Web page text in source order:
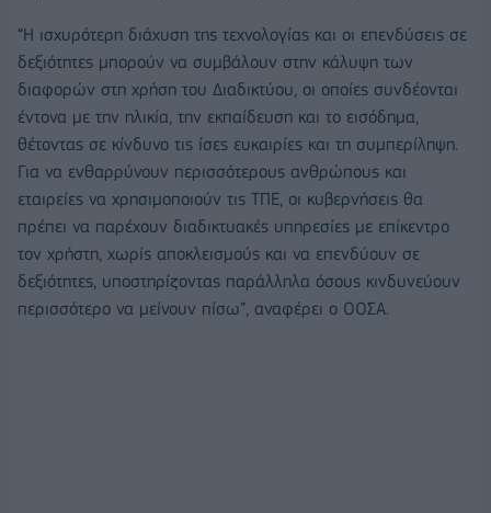
“Η ισχυρότερη διάχυση της τεχνολογίας και οι επενδύσεις σε
δεξιότητες μπορούν να συμβάλουν στην κάλυψη των
διαφορών στη χρήση του Διαδικτύου, οι οποίες συνδέονται
έντονα με την ηλικία, την εκπαίδευση και το εισόδημα,
θέτοντας σε κίνδυνο τις ίσες ευκαιρίες και τη συμπερίληψη.
Για να ενθαρρύνουν περισσότερους ανθρώπους και
εταιρείες να χρησιμοποιούν τις ΤΠΕ, οι κυβερνήσεις θα
πρέπει να παρέχουν διαδικτυακές υπηρεσίες με επίκεντρο
τον χρήστη, χωρίς αποκλεισμούς και να επενδύουν σε
δεξιότητες, υποστηρίζοντας παράλληλα όσους κινδυνεύουν
περισσότερο να μείνουν πίσω”, αναφέρει ο ΟΟΣΑ.